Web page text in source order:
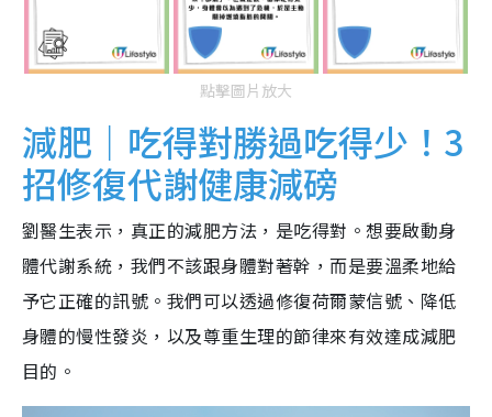
點擊圖片放大
減肥｜吃得對勝過吃得少！3
招修復代謝健康減磅
劉醫生表示，真正的減肥方法，是吃得對。想要啟動身
體代謝系統，我們不該跟身體對著幹，而是要溫柔地給
予它正確的訊號。我們可以透過修復荷爾蒙信號、降低
身體的慢性發炎，以及尊重生理的節律來有效達成減肥
目的。